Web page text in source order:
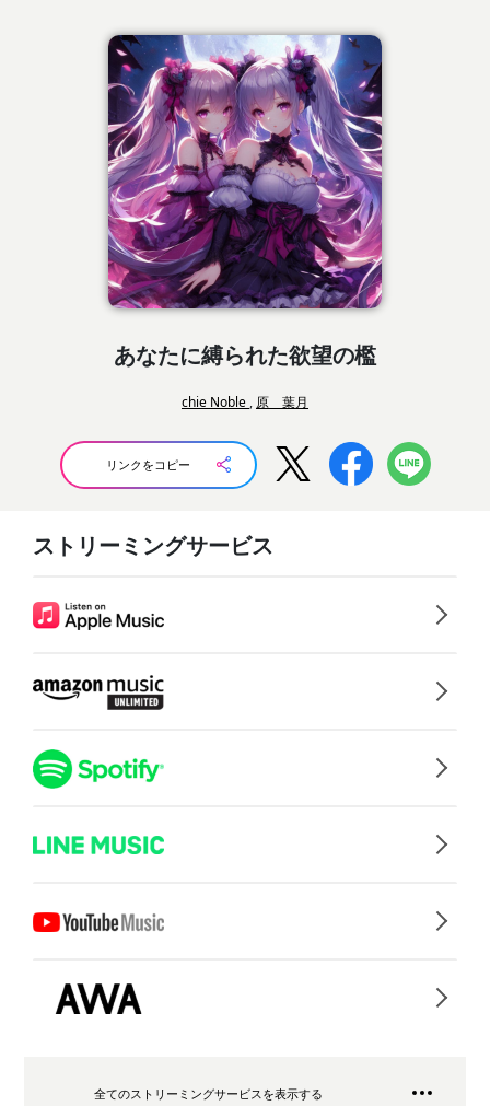
あなたに縛られた欲望の檻
chie Noble , 原 葉月
リンクをコピー
ストリーミングサービス
全てのストリーミングサービスを表示する